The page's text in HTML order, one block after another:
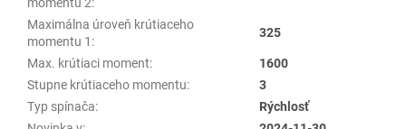
Maximálna úroveň krútiaceho
momentu 1 :
325
Max. krútiaci moment:
1600
Stupne krútiaceho momentu:
3
Typ spínača:
Rýchlosť